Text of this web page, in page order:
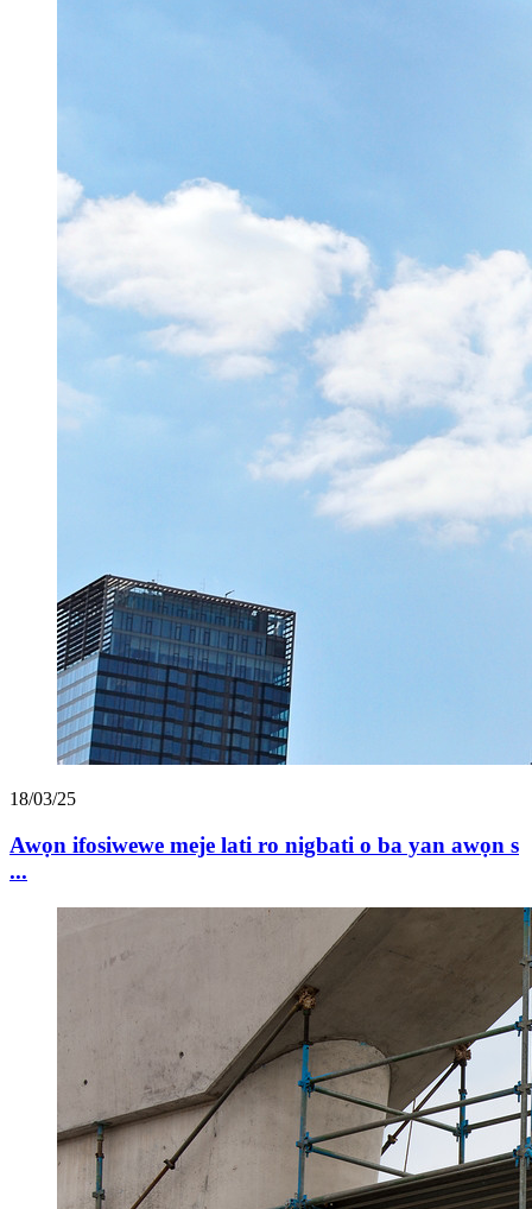
18/03/25
Awọn ifosiwewe meje lati ro nigbati o ba yan awọn s
...